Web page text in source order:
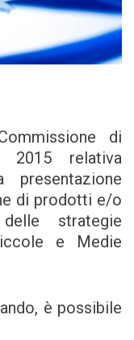
di
2015 relativa
presentazione
di prodotti e/o
strategie
e Medie
è possibile